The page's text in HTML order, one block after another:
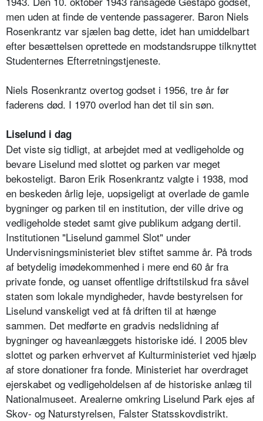
men uden at finde de ventende passagerer. Baron Niels
Rosenkrantz var sjælen bag dette, idet han umiddelbart
efter besættelsen oprettede en modstandsruppe tilknyttet
Studenternes Efterretningstjeneste.
Niels Rosenkrantz overtog godset i 1956, tre år før
faderens død. I 1970 overlod han det til sin søn.
Liselund i dag
Det viste sig tidligt, at arbejdet med at vedligeholde og
bevare Liselund med slottet og parken var meget
bekosteligt. Baron Erik Rosenkrantz valgte i 1938, mod
en beskeden årlig leje, uopsigeligt at overlade de gamle
bygninger og parken til en institution, der ville drive og
vedligeholde stedet samt give publikum adgang dertil.
Institutionen "Liselund gammel Slot" under
Undervisningsministeriet blev stiftet samme år. På trods
af betydelig imødekommenhed i mere end 60 år fra
private fonde, og uanset offentlige driftstilskud fra såvel
staten som lokale myndigheder, havde bestyrelsen for
Liselund vanskeligt ved at få driften til at hænge
sammen. Det medførte en gradvis nedslidning af
bygninger og haveanlæggets historiske idé. I 2005 blev
slottet og parken erhvervet af Kulturministeriet ved hjælp
af store donationer fra fonde. Ministeriet har overdraget
ejerskabet og vedligeholdelsen af de historiske anlæg til
Nationalmuseet. Arealerne omkring Liselund Park ejes af
Skov- og Naturstyrelsen, Falster Statsskovdistrikt.